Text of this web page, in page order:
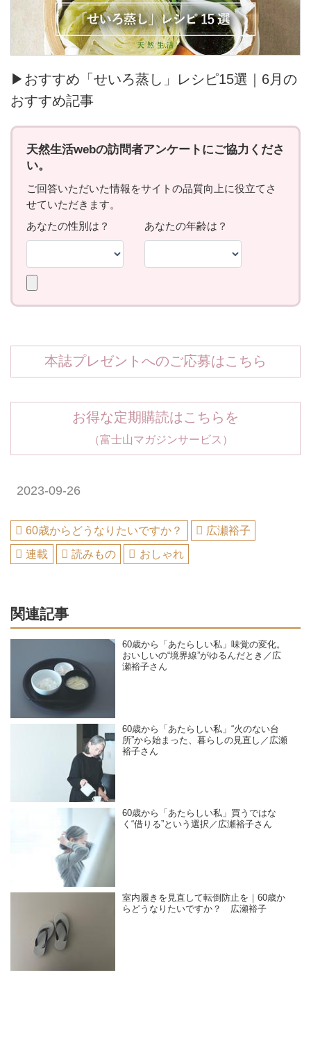
▶おすすめ「せいろ蒸し」レシピ15選｜6月の
おすすめ記事
本誌プレゼントへのご応募はこちら
お得な定期購読はこちらを
（富士山マガジンサービス）
2023-09-26
60歳からどうなりたいですか？
広瀬裕子
連載
読みもの おしゃれ
関連記事
60歳から「あたらしい私」味覚の変化。
おいしいの“境界線”がゆるんだとき／広
瀬裕子さん
60歳から「あたらしい私」“火のない台
所”から始まった、暮らしの見直し／広瀬
裕子さん
60歳から「あたらしい私」買うではな
く“借りる”という選択／広瀬裕子さん
室内履きを見直して転倒防止を｜60歳か
らどうなりたいですか？ 広瀬裕子